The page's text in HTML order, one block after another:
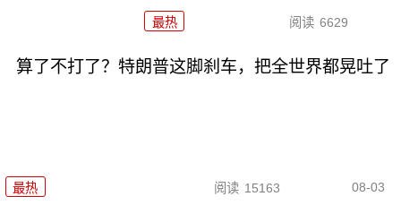
最热 阅读 6629
算了不打了？特朗普这脚刹车，把全世界都晃吐了
最热 阅读 15163 08-03